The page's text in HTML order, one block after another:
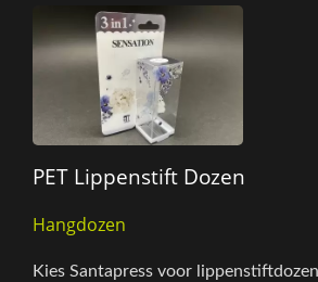
PET Lippenstift Dozen
Hangdozen
Kies Santapress voor